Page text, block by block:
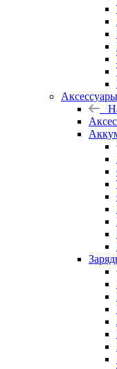
Аксессуары